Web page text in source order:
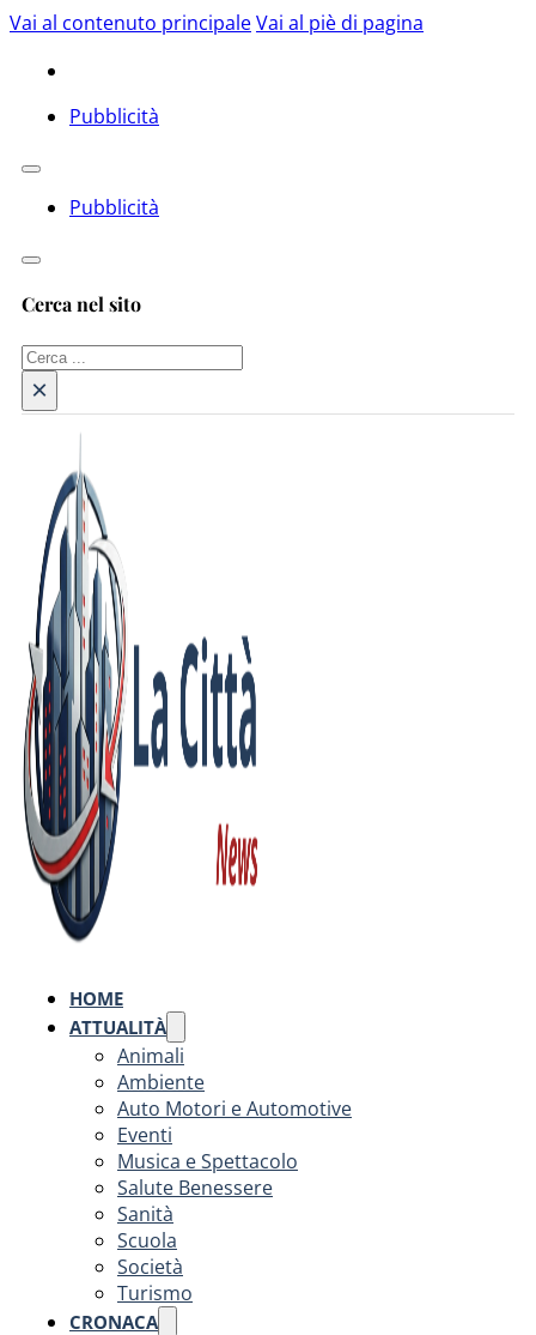
Vai al contenuto principaleVai al piè di pagina
Pubblicità
Pubblicità
Cerca nel sito
Cerca
×
HOME
ATTUALITÀ
Animali
Ambiente
Auto Motori e Automotive
Eventi
Musica e Spettacolo
Salute Benessere
Sanità
Scuola
Società
Turismo
CRONACA